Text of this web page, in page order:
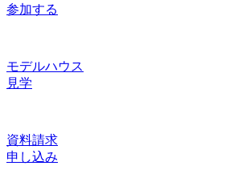
参加する
モデルハウス
見学
資料請求
申し込み